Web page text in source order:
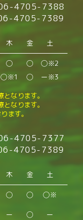
4705-7388
4705-7389
木 金 土
◯ ◯
◯※2
◯※1 ◯ ー※3
なります。
なります。
ます。
4705-7377
4705-7389
木 金 土
◯ ◯ ◯※
ー ◯ ー